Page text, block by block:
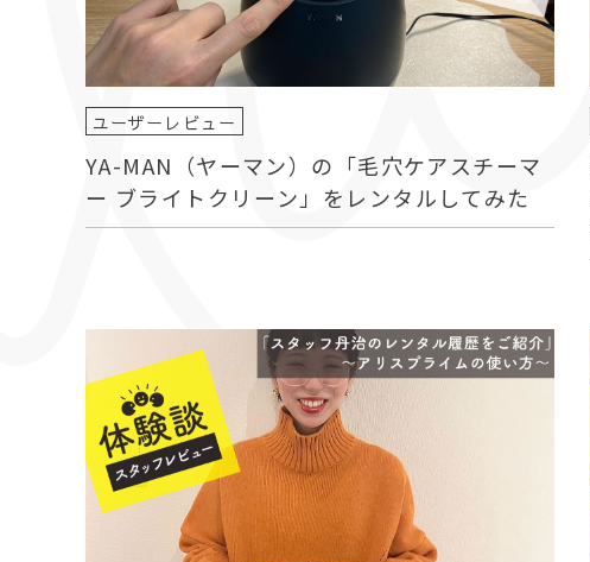
ユーザーレビュー
YA-MAN（ヤーマン）の「毛穴ケアスチーマ
ー ブライトクリーン」をレンタルしてみた